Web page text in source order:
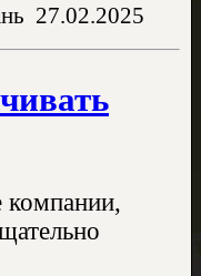
27.02.2025
компании,